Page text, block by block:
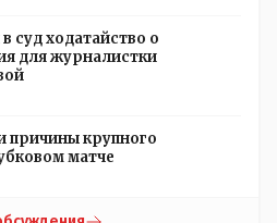
суд ходатайство о
для журналистки
причины крупного
матче